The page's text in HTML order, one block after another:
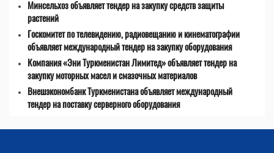
Минсельхоз объявляет тендер на закупку средств защиты
растений
Госкомитет по телевидению, радиовещанию и кинематографии
объявляет международный тендер на закупку оборудования
Компания «Эни Туркменистан Лимитед» объявляет тендер на
закупку моторных масел и смазочных материалов
Внешэкономбанк Туркменистана объявляет международный
тендер на поставку серверного оборудования